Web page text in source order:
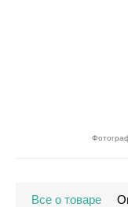
Все о товаре